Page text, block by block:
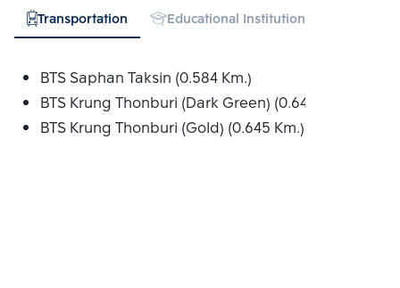
Transportation Educational Institution
BTS Saphan Taksin (0.584 Km.)
BTS Krung Thonburi (Dark Green) (0.645 Km.)
BTS Krung Thonburi (Gold) (0.645 Km.)